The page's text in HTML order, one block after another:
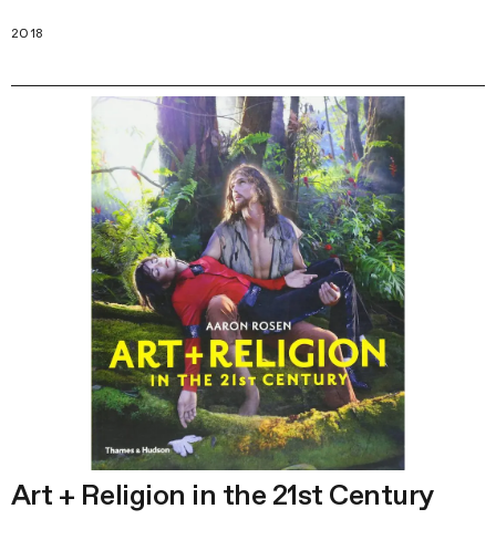
2018
Art + Religion in the 21st Century